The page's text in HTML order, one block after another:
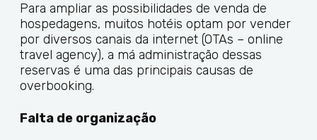
Para ampliar as possibilidades de venda de
hospedagens, muitos hotéis optam por vender
por diversos canais da internet (OTAs – online
travel agency), a má administração dessas
reservas é uma das principais causas de
overbooking.
Falta de organização